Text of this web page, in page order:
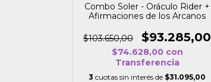
Combo Soler - Oráculo Rider +
Afirmaciones de los Arcanos
$103.650,00 $93.285,00
$74.628,00 con
Transferencia
3 cuotas sin interés de $31.095,00